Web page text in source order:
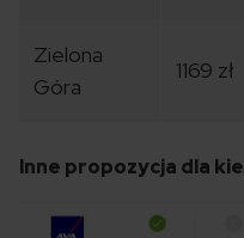
Zielona
Góra
1169 zł
Inne propozycja dla